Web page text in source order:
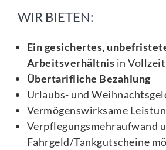
WIR BIETEN:
Ein gesichertes,
Arbeitsverhältnis in Vollzeit
Übertarifliche Bezahlung
Urlaubs- und
Vermögenswirksame
Verpflegungsmehraufwand
Fahrgeld/Tankgutscheine